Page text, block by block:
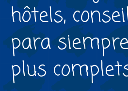
hôtels,
para
plus